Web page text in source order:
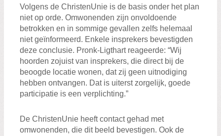
Volgens de ChristenUnie is de basis onder het plan
niet op orde. Omwonenden zijn onvoldoende
betrokken en in sommige gevallen zelfs helemaal
niet geïnformeerd. Enkele insprekers bevestigden
deze conclusie. Pronk-Ligthart reageerde: “Wij
hoorden zojuist van insprekers, die direct bij de
beoogde locatie wonen, dat zij geen uitnodiging
hebben ontvangen. Dat is uiterst zorgelijk, goede
participatie is een verplichting.”
De ChristenUnie heeft contact gehad met
omwonenden, die dit beeld bevestigen. Ook de